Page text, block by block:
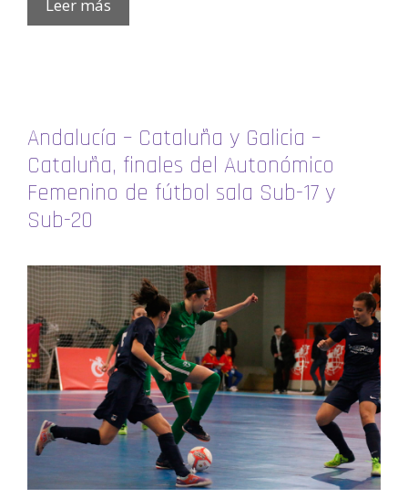
Leer más
Andalucía – Cataluña y Galicia –
Cataluña, finales del Autonómico
Femenino de fútbol sala Sub-17 y
Sub-20